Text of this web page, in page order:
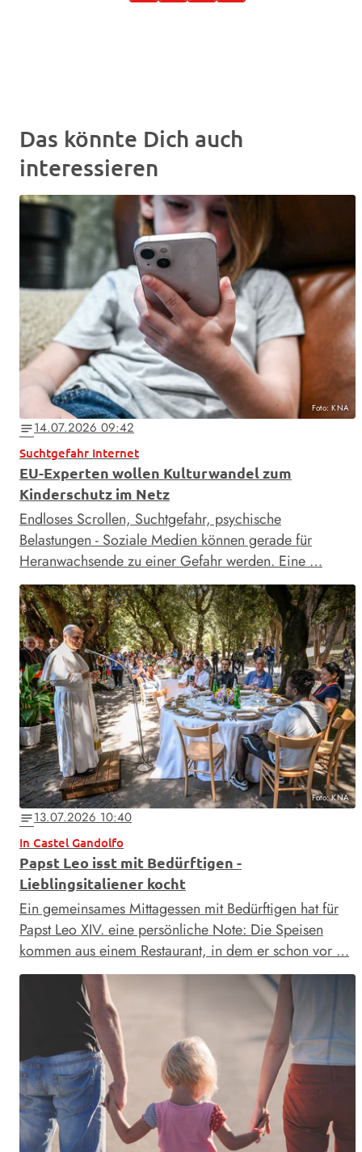
Das könnte Dich auch
interessieren
Foto: KNA
notes14.07.2026 09:42
Suchtgefahr Internet
EU-Experten wollen Kulturwandel zum
Kinderschutz im Netz
Endloses Scrollen, Suchtgefahr, psychische
Belastungen - Soziale Medien können gerade für
Heranwachsende zu einer Gefahr werden. Eine …
Foto: KNA
notes13.07.2026 10:40
In Castel Gandolfo
Papst Leo isst mit Bedürftigen -
Lieblingsitaliener kocht
Ein gemeinsames Mittagessen mit Bedürftigen hat für
Papst Leo XIV. eine persönliche Note: Die Speisen
kommen aus einem Restaurant, in dem er schon vor …